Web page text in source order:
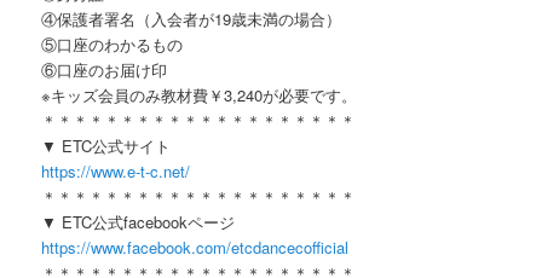
④保護者署名（入会者が19歳未満の場合）
⑤口座のわかるもの
⑥口座のお届け印
※キッズ会員のみ教材費￥3,240が必要です。
＊＊＊＊＊＊＊＊＊＊＊＊＊＊＊＊＊＊＊＊
▼ ETC公式サイト
https://www.e-t-c.net/
＊＊＊＊＊＊＊＊＊＊＊＊＊＊＊＊＊＊＊＊
▼ ETC公式facebookページ
https://www.facebook.com/etcdancecofficial
＊＊＊＊＊＊＊＊＊＊＊＊＊＊＊＊＊＊＊＊